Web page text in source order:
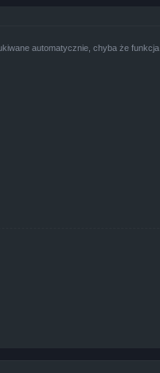
automatycznie, chyba że funkcja